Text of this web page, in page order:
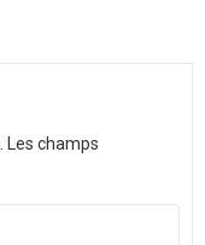
Les champs